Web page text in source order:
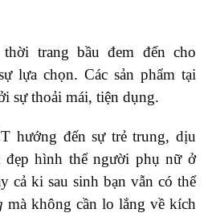
trang bầu đem đến cho
lựa chọn. Các sản phẩm tại
sự thoải mái, tiện dụng.
hướng đến sự trẻ trung, dịu
đẹp hình thể người phụ nữ ở
cả ki sau sinh bạn vẫn có thể
mà không cần lo lắng về kích